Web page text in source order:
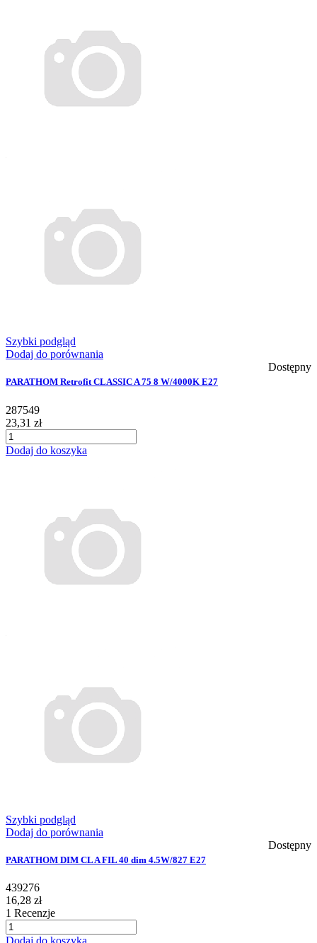
Szybki podgląd
Dodaj do porównania
Dostępny
PARATHOM Retrofit CLASSIC A 75 8 W/4000K E27
287549
23,31 zł
Dodaj do koszyka
Szybki podgląd
Dodaj do porównania
Dostępny
PARATHOM DIM CL A FIL 40 dim 4.5W/827 E27
439276
16,28 zł
1 Recenzje
Dodaj do koszyka